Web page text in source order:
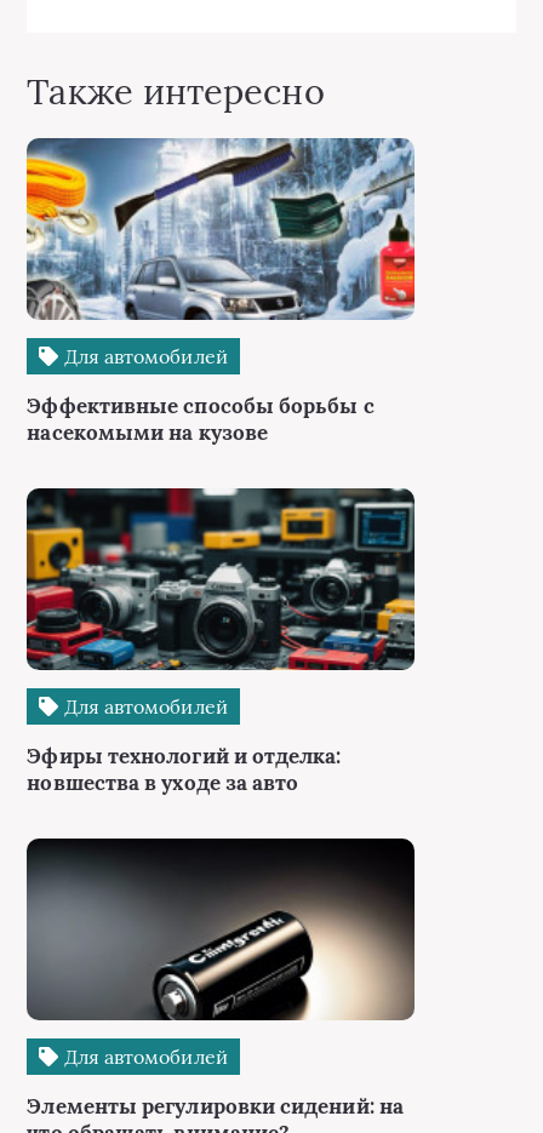
Также интересно
Для автомобилей
Эффективные способы борьбы с
насекомыми на кузове
Для автомобилей
Эфиры технологий и отделка:
новшества в уходе за авто
Для автомобилей
Элементы регулировки сидений: на